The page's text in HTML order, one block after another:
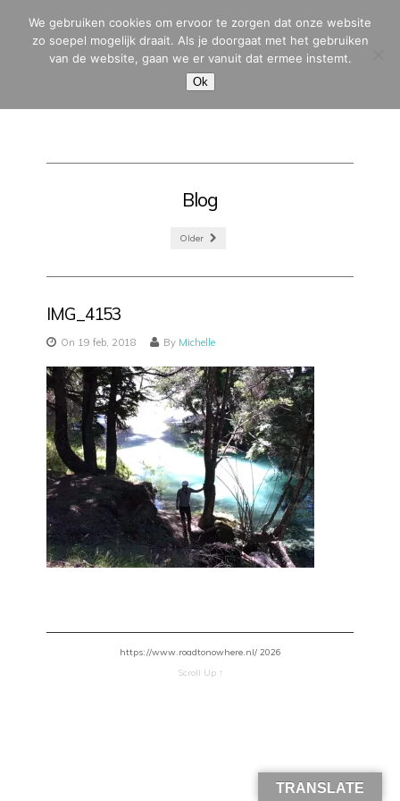
MENU
Blog
Older
IMG_4153
On 19 feb, 2018 By Michelle
https://www.roadtonowhere.nl/ 2026
Scroll Up ↑
TRANSLATE
We gebruiken cookies om ervoor te zorgen dat onze website
zo soepel mogelijk draait. Als je doorgaat met het gebruiken
van de website, gaan we er vanuit dat ermee instemt.
Ok